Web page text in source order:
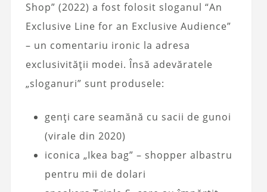
Shop” (2022) a fost folosit sloganul “An
Exclusive Line for an Exclusive Audience”
– un comentariu ironic la adresa
exclusivității modei. Însă adevăratele
„sloganuri” sunt produsele:
genți care seamănă cu sacii de gunoi
(virale din 2020)
iconica „Ikea bag” – shopper albastru
pentru mii de dolari